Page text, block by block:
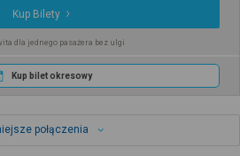
Kup Bilety
dla jednego pasażera bez ulgi
Kup bilet okresowy
połączenia